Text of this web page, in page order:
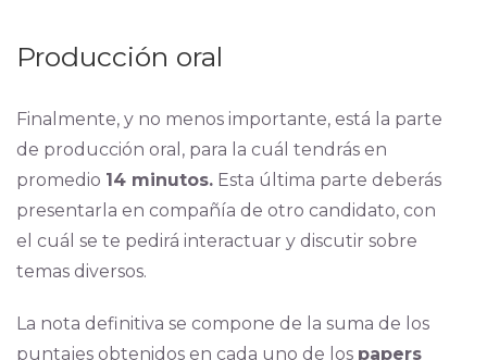
Producción oral
Finalmente, y no menos importante, está la parte
de producción oral, para la cuál tendrás en
promedio 14 minutos.Esta última parte deberás
presentarla en compañía de otro candidato, con
el cuál se te pedirá interactuar y discutir sobre
temas diversos.
La nota definitiva se compone de la suma de los
puntajes obtenidos en cada uno de los papers